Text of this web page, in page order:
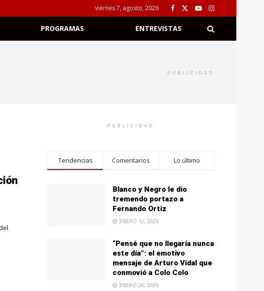
viernes 7, agosto, 2026
PROGRAMAS ENTREVISTAS
PUBLICIDAD
PUBLICIDAD
Tendencias Comentarios Lo último
Blanco y Negro le dio
tremendo portazo a
Fernando Ortiz
ENERO 12, 2026
“Pensé que no llegaría nunca
este día”: el emotivo
mensaje de Arturo Vidal que
conmovió a Colo Colo
ENERO 28, 2026